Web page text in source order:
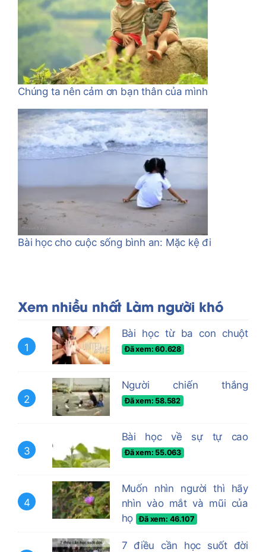
Chúng ta nên cảm ơn bạn thân của mình
Bài học cho cuộc sống bình an: Mặc kệ đi
Xem nhiều nhất Làm người khó
1
Bài học từ ba con chuột
Đã xem: 60.628
2
Người chiến thắng
Đã xem: 58.582
3
Bài học về sự tự cao
Đã xem: 55.063
4
Muốn nhìn người thì hãy
nhìn vào mắt và mũi của
họ
Đã xem: 46.107
7 điều cần học suốt đời